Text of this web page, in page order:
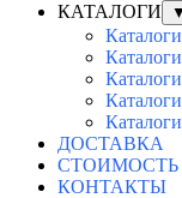
КАТАЛОГИ
▼
ДОСТАВКА
СТОИМОСТЬ
КОНТАКТЫ